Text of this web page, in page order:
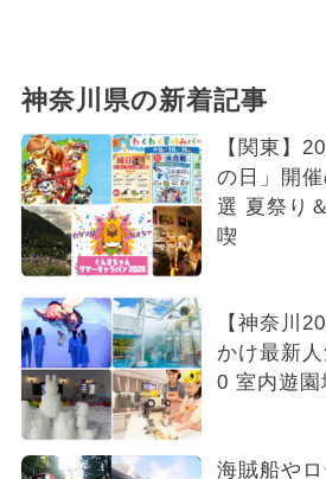
神奈川県の新着記事
【関東】
の日」開
選 夏祭り
喫
【神奈川
かけ最新
0 室内遊園
海賊船や